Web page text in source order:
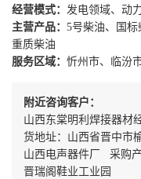
经营模式： 发电领域、动
主营产品： 5号柴油、国标
重质柴油
服务区域： 忻州市、临汾
附近咨询客户：
山西东棠明利焊接器
货地址：山西省晋中市
山西电声器件厂 采购
晋瑞阁鞋业工业园